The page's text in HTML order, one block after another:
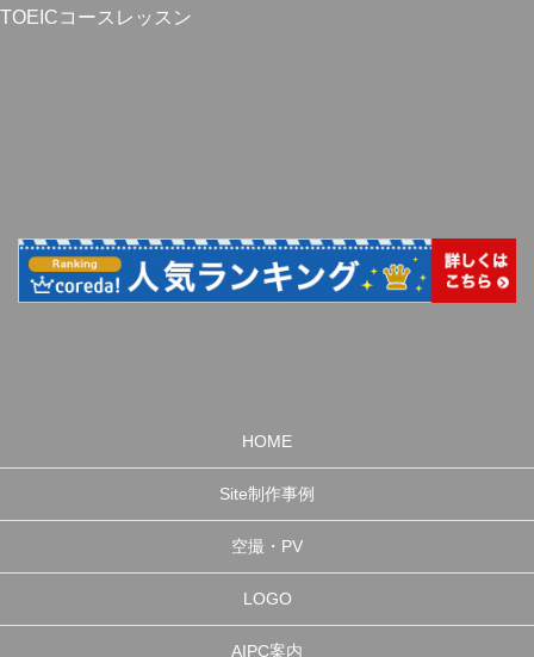
TOEICコースレッスン
HOME
Site制作事例
空撮・PV
LOGO
AIPC案内